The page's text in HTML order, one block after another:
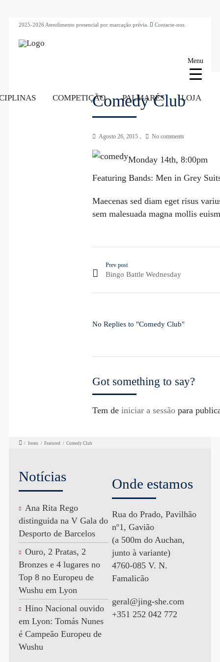
2025-2026 Atendimento presencial por marcação prévia. Contacte-nos.
COMPETIÇÃO PALMARÉS LOJA
Comedy Club
Agosto 26, 2015 No comments
Monday 14th, 8:00pm
Featuring Bands: Men in Grey
Maecenas sed diam eget risus
sem malesuada magna mollis
Prev post
Bingo Battle Wednesday
No Replies to "Comedy Club"
Got something to say?
Tem de iniciar a sessãopara
/ Items / Featured / Comedy Club
Notícias
Ana Rita Rego
distinguida na V Gala do
Desporto de Barcelos
Ouro, 2 Pratas, 2
Bronzes e 4 lugares no
Top 8 no Europeu de
Wushu em Lyon
Hino Nacional ouvido
em Lyon: Tomás Nunes
é Campeão Europeu de
Wushu
Onde estamos
Rua do Prado, Pavilhão
nº1, Gavião
(a 500m do Auchan,
junto à variante)
4760-085 V. N.
Famalicão
geral@jing-she.com
+351 252 042 772
Menu